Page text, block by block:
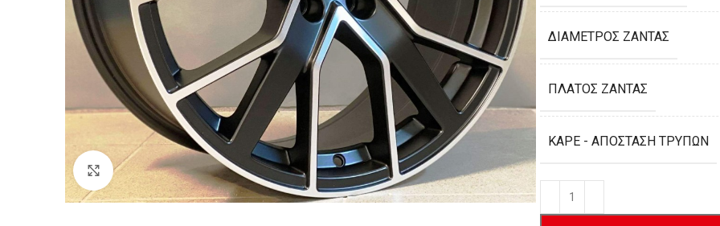
Click to enlarge
ΔΙΆΜΕΤΡΟΣ ΖΆΝΤΑΣ
ΠΛΆΤΟΣ ΖΆΝΤΑΣ
ΚΑΡΈ - ΑΠΌΣΤΑΣΗ ΤΡΥΠΏΝ